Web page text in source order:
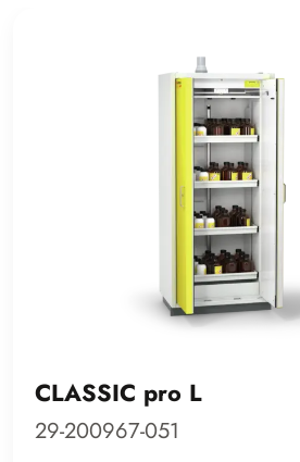
CLASSIC pro L
29-200967-051